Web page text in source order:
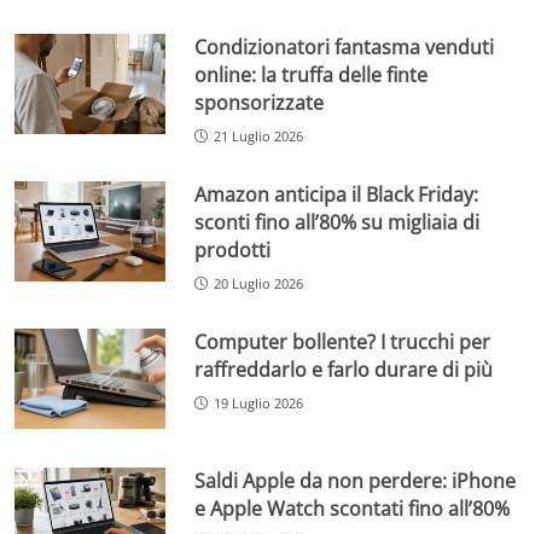
Condizionatori fantasma venduti
online: la truffa delle finte
sponsorizzate
21 Luglio 2026
Amazon anticipa il Black Friday:
sconti fino all’80% su migliaia di
prodotti
20 Luglio 2026
Computer bollente? I trucchi per
raffreddarlo e farlo durare di più
19 Luglio 2026
Saldi Apple da non perdere: iPhone
e Apple Watch scontati fino all’80%